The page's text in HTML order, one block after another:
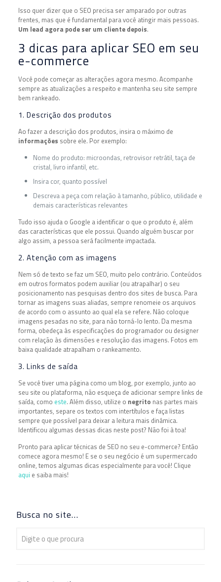
Isso quer dizer que o SEO precisa ser amparado por outras
frentes, mas que é fundamental para você atingir mais pessoas.
Um lead agora pode ser um cliente depois.
3 dicas para aplicar SEO em seu
e-commerce
Você pode começar as alterações agora mesmo. Acompanhe
sempre as atualizações a respeito e mantenha seu site sempre
bem rankeado.
1. Descrição dos produtos
Ao fazer a descrição dos produtos, insira o máximo de
informações sobre ele. Por exemplo:
Nome do produto: microondas, retrovisor retrátil, taça de
cristal, livro infantil, etc.
Insira cor, quanto possível
Descreva a peça com relação à tamanho, público, utilidade e
demais características relevantes
Tudo isso ajuda o Google a identificar o que o produto é, além
das características que ele possui. Quando alguém buscar por
algo assim, a pessoa será facilmente impactada.
2. Atenção com as imagens
Nem só de texto se faz um SEO, muito pelo contrário. Conteúdos
em outros formatos podem auxiliar (ou atrapalhar) o seu
posicionamento nas pesquisas dentro dos sites de busca. Para
tornar as imagens suas aliadas, sempre renomeie os arquivos
de acordo com o assunto ao qual ela se refere. Não coloque
imagens pesadas no site, para não torná-lo lento. Da mesma
forma, obedeça às especificações do programador ou designer
com relação às dimensões e resolução das imagens. Fotos em
baixa qualidade atrapalham o rankeamento.
3. Links de saída
Se você tiver uma página como um blog, por exemplo, junto ao
seu site ou plataforma, não esqueça de adicionar sempre links de
saída, como este. Além disso, utilize o negrito nas partes mais
importantes, separe os textos com intertítulos e faça listas
sempre que possível para deixar a leitura mais dinâmica.
Identificou algumas dessas dicas neste post? Não foi à toa!
Pronto para aplicar técnicas de SEO no seu e-commerce? Então
comece agora mesmo! E se o seu negócio é um supermercado
online, temos algumas dicas especialmente para você! Clique
aqui e saiba mais!
Busca no site…